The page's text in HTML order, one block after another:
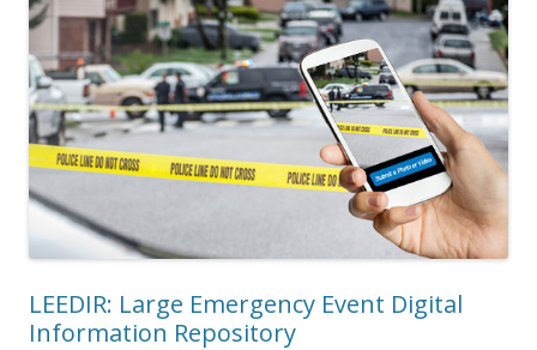
LEEDIR: Large Emergency Event Digital
Information Repository